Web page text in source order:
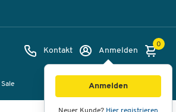
Kontakt Anmelden
Anmelden
0
Sale360°-Ansicht